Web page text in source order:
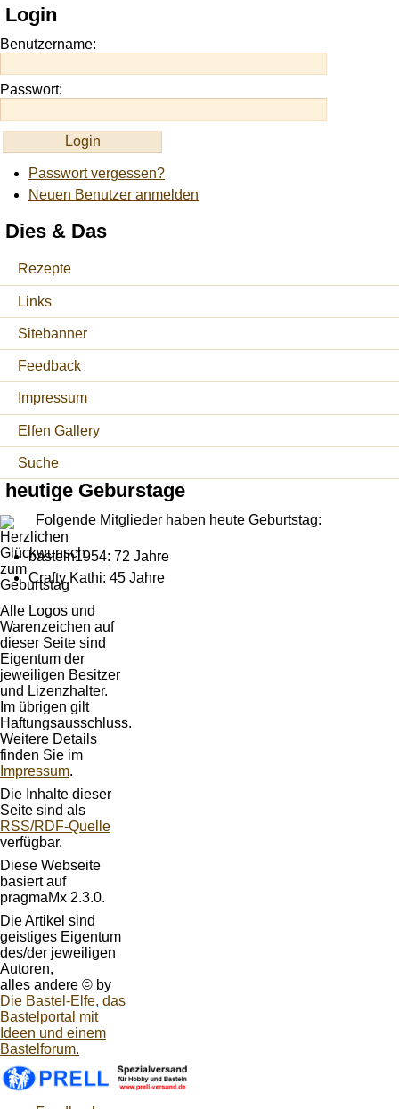
Login
Benutzername:
Passwort:
Passwort vergessen?
Neuen Benutzer anmelden
Dies & Das
Rezepte
Links
Sitebanner
Feedback
Impressum
Elfen Gallery
Suche
heutige Geburstage
Folgende Mitglieder haben heute Geburtstag:
basteln1954: 72 Jahre
Crafty Kathi: 45 Jahre
Alle Logos und
Warenzeichen auf
dieser Seite sind
Eigentum der
jeweiligen Besitzer
und Lizenzhalter.
Im übrigen gilt
Haftungsausschluss.
Weitere Details
finden Sie im
Impressum.
Die Inhalte dieser
Seite sind als
RSS/RDF-Quelle
verfügbar.
Diese Webseite
basiert auf
pragmaMx 2.3.0.
Die Artikel sind
geistiges Eigentum
des/der jeweiligen
Autoren,
alles andere © by
Die Bastel-Elfe, das
Bastelportal mit
Ideen und einem
Bastelforum.